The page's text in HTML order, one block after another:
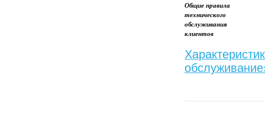
Общие правила
технического
обслуживания
клиентов